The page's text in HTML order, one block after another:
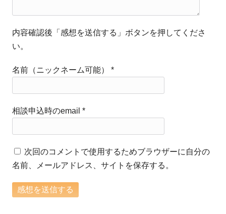
内容確認後「感想を送信する」ボタンを押してくださ
い。
名前（ニックネーム可能）*
相談申込時のemail*
次回のコメントで使用するためブラウザーに自分の
名前、メールアドレス、サイトを保存する。